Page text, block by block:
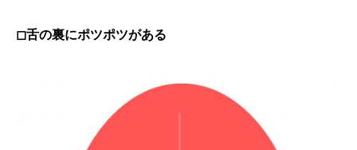
◻︎舌の裏にポツポツがある